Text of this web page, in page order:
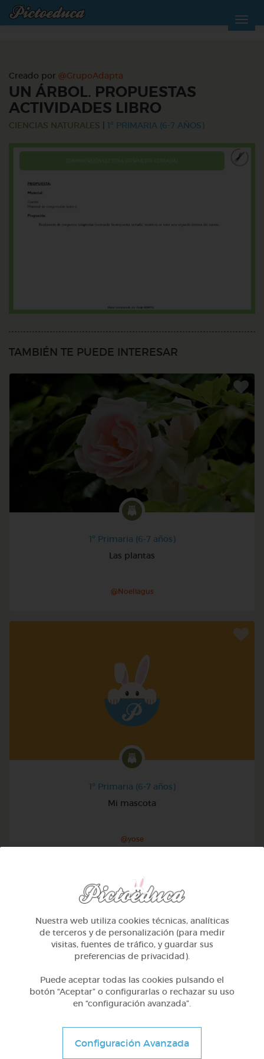
Creado por @GrupoAdapta
UN ÁRBOL. PROPUESTAS
ACTIVIDADES LIBRO
CIENCIAS NATURALES 1º PRIMARIA (6-7 AÑOS)
TAMBIÉN TE PUEDE INTERESAR
1º Primaria (6-7 años)
Las plantas
@Noeliagus
1º Primaria (6-7 años)
Mi mascota
@yose
Conociendo nuestro cuerpo
Nuestra web utiliza cookies técnicas, analíticas
de terceros y de personalización (para medir
visitas, fuentes de tráfico, y guardar sus
preferencias de privacidad).
Puede aceptar todas las cookies pulsando el
botón “Aceptar” o configurarlas o rechazar su uso
en “configuración avanzada”.
Configuración Avanzada